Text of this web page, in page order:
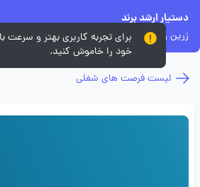
دستیار ارشد برند
زرین رویا
لیست فرصت های شغلی
خود را خاموش کنید.